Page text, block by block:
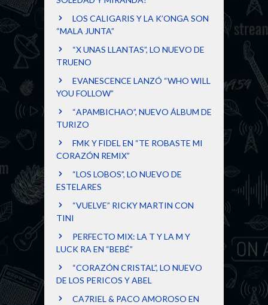
LOS CALIGARIS Y LA K’ONGA SON
“MALA JUNTA”
“X UNAS LLANTAS”, LO NUEVO DE
TRUENO
EVANESCENCE LANZÓ “WHO WILL
YOU FOLLOW”
“APAMBICHAO”, NUEVO ÁLBUM DE
TURIZO
FMK Y FIDEL EN “TE ROBASTE MI
CORAZÓN REMIX”
“LOS LOBOS”, LO NUEVO DE
ESTELARES
“VUELVE” RICKY MARTIN CON
TINI
PERFECTO MIX: LA T Y LA M Y
LUCK RA EN “BEBÉ”
“CORAZÓN CRISTAL”, LO NUEVO
DE LOS PERICOS Y ABEL
CA7RIEL & PACO AMOROSO EN